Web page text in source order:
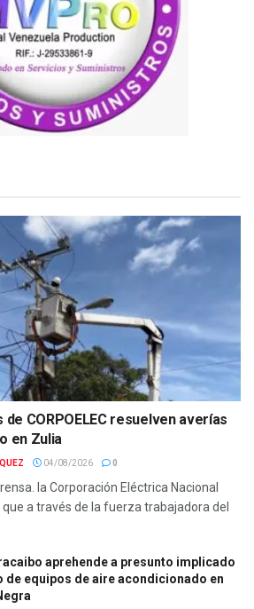
CORPOELEC resuelven averías
en Zulia
04/08/2026 0
la Corporación Eléctrica Nacional
que a través de la fuerza trabajadora del
aprehende a presunto implicado
de equipos de aire acondicionado en